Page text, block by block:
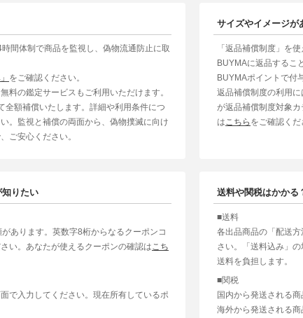
間体制で商品を監視し、偽物流通防止に取
をご確認ください。
料の鑑定サービスもご利用いただけます。
全額補償いたします。詳細や利用条件につ
。監視と補償の両面から、偽物撲滅に向け
ご安心ください。
サイズやイメージが
「返品補償制度」を
BUYMAに返品するこ
BUYMAポイントで付
返品補償制度の利用に
が返品補償制度対象
は こちら をご確認くだ
りたい
あります。英数字8桁からなるクーポンコ
い。あなたが使えるクーポンの確認は こち
で入力してください。現在所有しているポ
送料や関税はかかる
■送料
各出品商品の「配送
さい。「送料込み」
送料を負担します。
■関税
国内から発送される
海外から発送される